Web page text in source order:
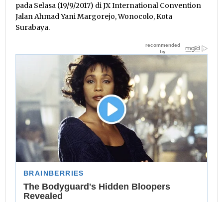
pada Selasa (19/9/2017) di JX International Convention
Jalan Ahmad Yani Margorejo, Wonocolo, Kota
Surabaya.